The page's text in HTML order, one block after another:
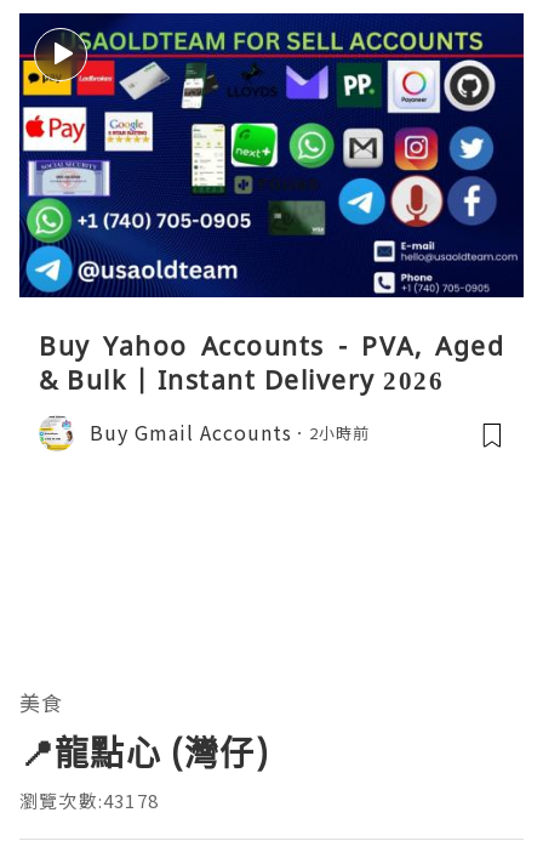
Buy Yahoo Accounts - PVA, Aged
& Bulk | Instant Delivery 2026
Buy Gmail Accounts 2小時前
美食
📍龍點心 (灣仔)
瀏覽次數:43178